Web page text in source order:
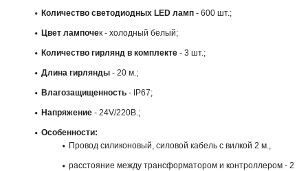
Количество светодиодных LED ламп - 600 шт.;
Цвет лампочек - холодный белый;
Количество гирлянд в комплекте - 3 шт.;
Длина гирлянды - 20 м.;
Влагозащищенность - IP67;
Напряжение - 24V/220В.;
Особенности:
Провод силиконовый, силовой кабель с вилкой 2 м.,
расстояние между трансформатором и контроллером - 2